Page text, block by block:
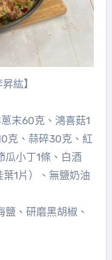
紘】
末60克、鴻喜菇1
克、蒜碎30克、紅
瓜小丁1條、白酒
1片）、無鹽奶油
、研磨黑胡椒、